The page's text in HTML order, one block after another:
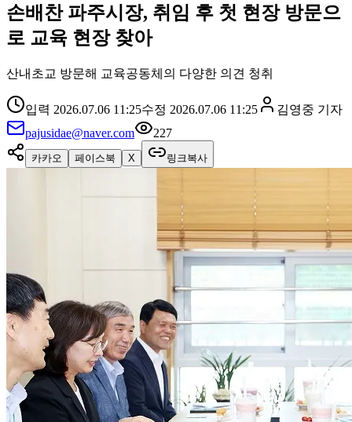
손배찬 파주시장, 취임 후 첫 현장 방문으
로 교육 현장 찾아
산내초교 방문해 교육공동체의 다양한 의견 청취
입력 2026.07.06 11:25수정 2026.07.06 11:25 김영중 기자
pajusidae@naver.com
227
카카오 페이스북 X 링크복사